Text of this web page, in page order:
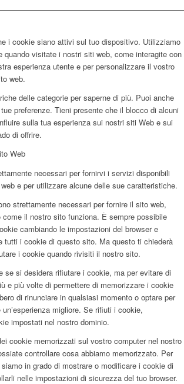
i cookie siano attivi sul tuo dispositivo. Utilizziamo
quando visitate i nostri siti web, come interagite con
esperienza utente e per personalizzare il vostro
web.
delle categorie per saperne di più. Puoi anche
preferenze. Tieni presente che il blocco di alcuni
sulla tua esperienza sui nostri siti Web e sui
di offrire.
Web
necessari per fornirvi i servizi disponibili
e per utilizzare alcune delle sue caratteristiche.
strettamente necessari per fornire il sito web,
il nostro sito funziona. È sempre possibile
cambiando le impostazioni del browser e
tutti i cookie di questo sito. Ma questo ti chiederà
i cookie quando rivisiti il nostro sito.
se si desidera rifiutare i cookie, ma per evitare di
e più volte di permettere di memorizzare i cookie
di rinunciare in qualsiasi momento o optare per
migliore. Se rifiuti i cookie,
impostati nel nostro dominio.
cookie memorizzati sul vostro computer nel nostro
controllare cosa abbiamo memorizzato. Per
in grado di mostrare o modificare i cookie di
nelle impostazioni di sicurezza del tuo browser.